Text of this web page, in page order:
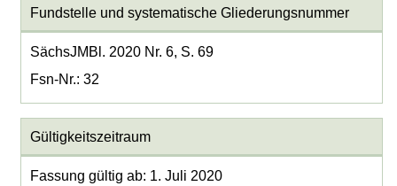
Fundstelle und systematische Gliederungsnummer
SächsJMBl. 2020 Nr. 6, S. 69
Fsn-Nr.: 32
Gültigkeitszeitraum
Fassung gültig ab: 1. Juli 2020